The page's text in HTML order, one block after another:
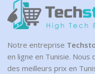
Notre entreprise
en ligne en Tunisie.
des meilleurs prix en